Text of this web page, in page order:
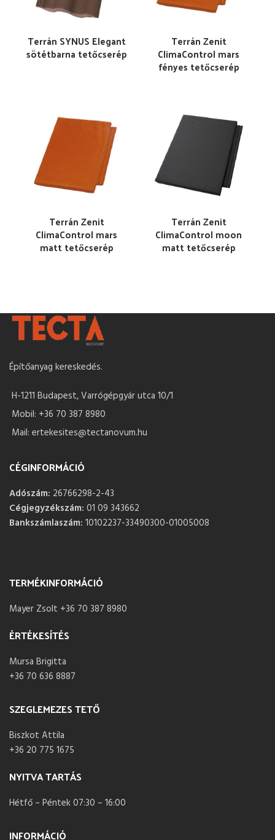
Terrán SYNUS Elegant
sötétbarna tetőcserép
Terrán Zenit
ClimaControl mars
fényes tetőcserép
Terrán Zenit
ClimaControl mars
matt tetőcserép
Terrán Zenit
ClimaControl moon
matt tetőcserép
Építőanyag kereskedés.
H-1211 Budapest, Varrógépgyár utca 10/1
Mobil: +36 70 387 8980
Mail: ertekesites@tectanovum.hu
CÉGINFORMÁCIÓ
Adószám: 26766298-2-43
Cégjegyzékszám: 01 09 343662
Bankszámlaszám: 10102237-33490300-01005008
TERMÉKINFORMÁCIÓ
Mayer Zsolt +36 70 387 8980
ÉRTÉKESÍTÉS
Mursa Brigitta
+36 70 636 8887
SZEGLEMEZES TETŐ
Biszkot Attila
+36 20 775 1675
NYITVA TARTÁS
Hétfő – Péntek 07:30 – 16:00
INFORMÁCIÓ